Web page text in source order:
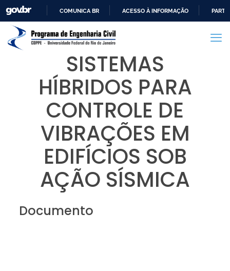
PARA
CONTEÚDO
COMUNICA BR ACESSO À INFORMAÇÃO
SISTEMAS
HÍBRIDOS PARA
CONTROLE DE
VIBRAÇÕES EM
EDIFÍCIOS SOB
AÇÃO SÍSMICA
Documento